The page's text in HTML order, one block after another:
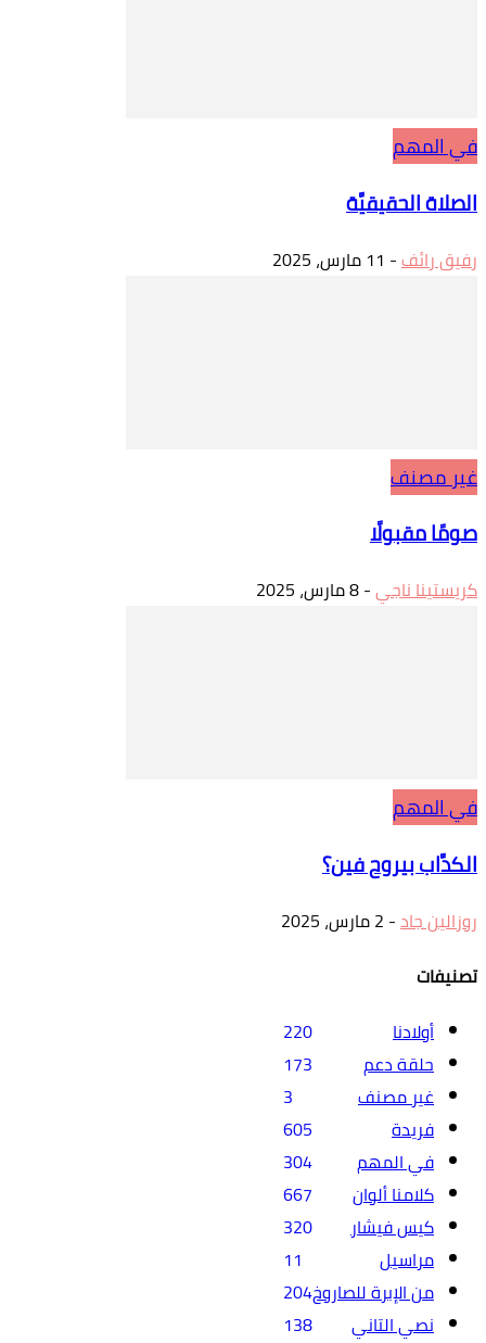
في المهم
الصلاة الحقيقيَّة
رفيق رائف- 11 مارس، 2025
غير مصنف
صومًا مقبولًا
كريستينا ناجي-8 مارس، 2025
في المهم
الكدَّاب بيروح فين؟
روزالين جاد- 2 مارس، 2025
تصنيفات
أولادنا
220
حلقة دعم
173
غير مصنف
3
فريدة
605
في المهم
304
كلامنا ألوان
667
كيس فيشار
320
مراسيل
11
من الإبرة للصاروخ204
نصي التاني
138